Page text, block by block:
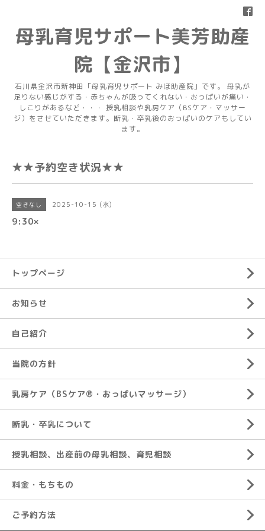
母乳育児サポート美芳助産
院【金沢市】
石川県金沢市新神田「母乳育児サポート みほ助産院」です。 母乳が
足りない感じがする・赤ちゃんが吸ってくれない・おっぱいが痛い・
しこりがあるなど・・・ 授乳相談や乳房ケア（BSケア・マッサー
ジ）をさせていただきます。断乳・卒乳後のおっぱいのケアもしてい
ます。
★★予約空き状況★★
空きなし 2025-10-15 (水)
9:30×
トップページ
お知らせ
自己紹介
当院の方針
乳房ケア（BSケア®︎・おっぱいマッサージ）
断乳・卒乳について
授乳相談、出産前の母乳相談、育児相談
料金・もちもの
ご予約方法